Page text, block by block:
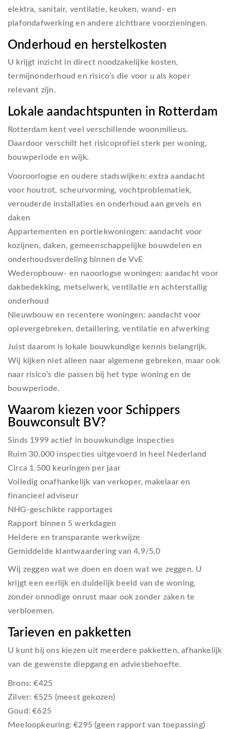
elektra, sanitair, ventilatie, keuken, wand- en
plafondafwerking en andere zichtbare voorzieningen.
Onderhoud en herstelkosten
U krijgt inzicht in direct noodzakelijke kosten,
termijnonderhoud en risico’s die voor u als koper
relevant zijn.
Lokale aandachtspunten in Rotterdam
Rotterdam kent veel verschillende woonmilieus.
Daardoor verschilt het risicoprofiel sterk per woning,
bouwperiode en wijk.
Vooroorlogse en oudere stadswijken: extra aandacht
voor houtrot, scheurvorming, vochtproblematiek,
verouderde installaties en onderhoud aan gevels en
daken
Appartementen en portiekwoningen: aandacht voor
kozijnen, daken, gemeenschappelijke bouwdelen en
onderhoudsverdeling binnen de VvE
Wederopbouw- en naoorlogse woningen: aandacht voor
dakbedekking, metselwerk, ventilatie en achterstallig
onderhoud
Nieuwbouw en recentere woningen: aandacht voor
oplevergebreken, detaillering, ventilatie en afwerking
Juist daarom is lokale bouwkundige kennis belangrijk.
Wij kijken niet alleen naar algemene gebreken, maar ook
naar risico’s die passen bij het type woning en de
bouwperiode.
Waarom kiezen voor Schippers
Bouwconsult BV?
Sinds 1999 actief in bouwkundige inspecties
Ruim 30.000 inspecties uitgevoerd in heel Nederland
Circa 1.500 keuringen per jaar
Volledig onafhankelijk van verkoper, makelaar en
financieel adviseur
NHG-geschikte rapportages
Rapport binnen 5 werkdagen
Heldere en transparante werkwijze
Gemiddelde klantwaardering van 4,9/5,0
Wij zeggen wat we doen en doen wat we zeggen. U
krijgt een eerlijk en duidelijk beeld van de woning,
zonder onnodige onrust maar ook zonder zaken te
verbloemen.
Tarieven en pakketten
U kunt bij ons kiezen uit meerdere pakketten, afhankelijk
van de gewenste diepgang en adviesbehoefte.
Brons: €425
Zilver: €525 (meest gekozen)
Goud: €625
Meeloopkeuring: €295 (geen rapport van toepassing)